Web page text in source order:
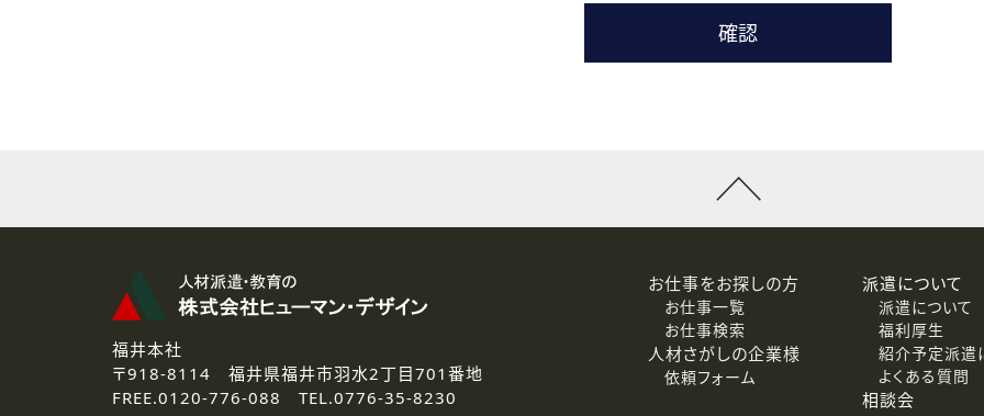
なお、ご連絡手段は、電話・Ｅメールのいずれかの方法といたします。
3.個人情報の取り扱いの委託
弊社の定める個人情報保護の評価基準を満たした委託先に、個人情報を委託する場合があります。
4.個人情報の開示等について
ご提供いただいた個人情報の開示等（利用目的の通知、開示、訂正、追加または削除、利用の停止、
福井本社
〒918-8114 福井県福井市羽水2丁目701番地
FREE.0120-776-088 TEL.0776-35-8230
お仕事をお探しの方
お仕事一覧
お仕事検索
人材さがしの企業様
依頼フォーム
派遣について
派遣について
福利厚生
紹介予定派遣
よくある質問
相談会